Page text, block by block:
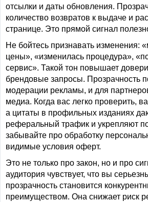
отсылки и даты обновления.
количество возвратов к выдаче и
странице. Это прямой сигнал
Не бойтесь признавать изменения:
цены», «изменилась процедура»,
сервис». Такой тон повышает
брендовые запросы. Прозрачность
модерации рекламы, и для
медиа. Когда вас легко проверить,
а цитаты в профильных изданиях
реферальный трафик и укрепляют
забывайте про обработку
видимые условия оферт.
Это не только про закон, но и про
аудитория чувствует, что вы
прозрачность становится
преимуществом. Она снижает риск